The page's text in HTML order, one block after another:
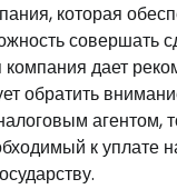
которая
совершать
компания дает
обратить
агентом,
к уплате